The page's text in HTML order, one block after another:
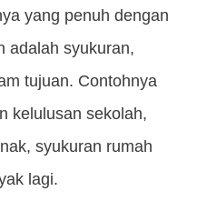
yang penuh dengan
adalah syukuran,
tujuan. Contohnya
kelulusan sekolah,
syukuran rumah
lagi.